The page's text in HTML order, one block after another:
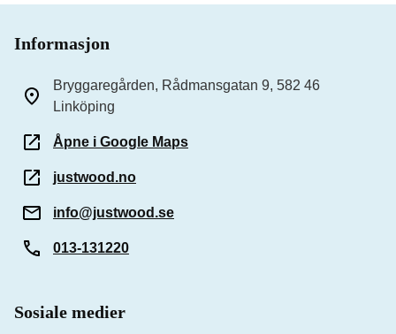
Informasjon
Bryggaregården, Rådmansgatan 9, 582 46
Linköping
Åpne i Google Maps
justwood.no
info@justwood.se
013-131220
Sosiale medier